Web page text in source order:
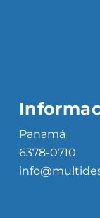
Panamá
6378-0710